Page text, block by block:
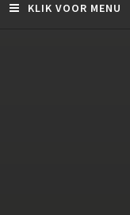
KLIK VOOR MENU